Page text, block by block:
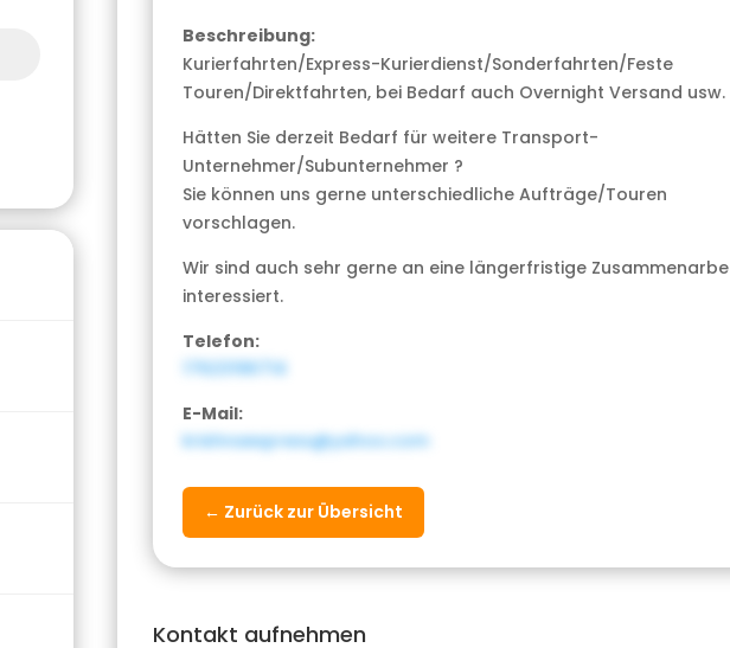
Beschreibung:
Kurierfahrten/Express-Kurierdienst/Sonderfahrten/Feste
Touren/Direktfahrten, bei Bedarf auch Overnight Versand usw.
Hätten Sie derzeit Bedarf für weitere Transport-
Unternehmer/Subunternehmer ?
Sie können uns gerne unterschiedliche Aufträge/Touren
vorschlagen.
Wir sind auch sehr gerne an eine längerfristige
interessiert.
Telefon:
17623196714
E-Mail:
krishnaexpress@yahoo.com
← Zurück zur Übersicht
Kontakt aufnehmen